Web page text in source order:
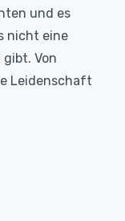
und es
nicht eine
gibt. Von
Leidenschaft